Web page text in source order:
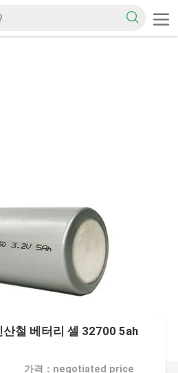
철 베터리 셀 32700 5ah
가격：negotiated price